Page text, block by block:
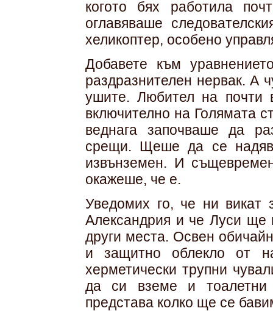
когото бях работила
оглавяваше
хеликоптер, особено
Добавете към
раздразнителен нервак.
ушите. Любител на почти
включително на Голямата
веднага започваше да
срещи. Щеше да се
извънземен. И
окажеше, че е.
Уведомих го, че ни
Александрия и че Луси ще
други места. Освен
и защитно облекло от
херметически трупни
да си вземе и тоалетни
представа колко ще се